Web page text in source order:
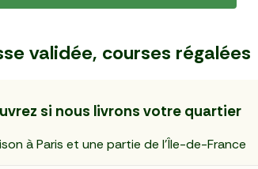
validée, courses régalées
si nous livrons votre quartier
à Paris et une partie de l'Île-de-France